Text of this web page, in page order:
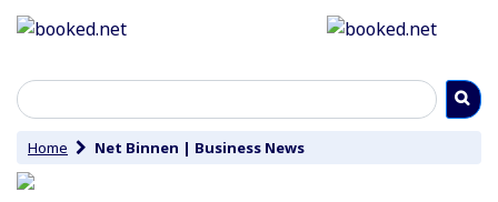
Home Net Binnen | Business News